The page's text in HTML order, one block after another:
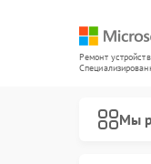
Ремонт
Мы